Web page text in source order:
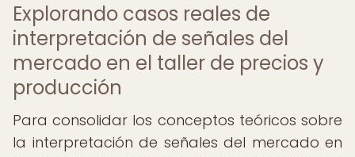
Explorando casos reales de
interpretación de señales del
mercado en el taller de precios y
producción
Para consolidar los conceptos teóricos sobre
la interpretación de señales del mercado en